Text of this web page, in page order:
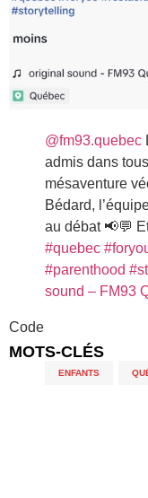
@fm93.quebec
admis dans
mésaventure
Bédard,
au débat 📢💬
#quebec
#parenthood
sound – FM93
Code
MOTS-CLÉS
ENFANTS